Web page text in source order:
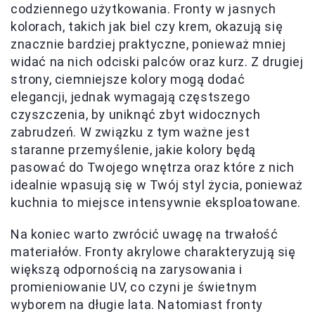
codziennego użytkowania. Fronty w jasnych
kolorach, takich jak biel czy krem, okazują się
znacznie bardziej praktyczne, ponieważ mniej
widać na nich odciski palców oraz kurz. Z drugiej
strony, ciemniejsze kolory mogą dodać
elegancji, jednak wymagają częstszego
czyszczenia, by uniknąć zbyt widocznych
zabrudzeń. W związku z tym ważne jest
staranne przemyślenie, jakie kolory będą
pasować do Twojego wnętrza oraz które z nich
idealnie wpasują się w Twój styl życia, ponieważ
kuchnia to miejsce intensywnie eksploatowane.
Na koniec warto zwrócić uwagę na trwałość
materiałów. Fronty akrylowe charakteryzują się
większą odpornością na zarysowania i
promieniowanie UV, co czyni je świetnym
wyborem na długie lata. Natomiast fronty